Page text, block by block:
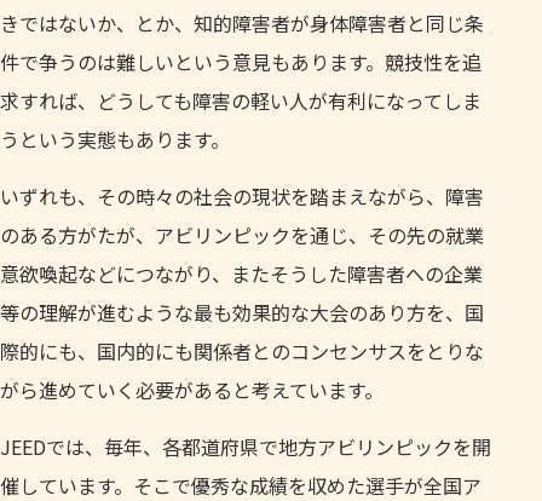
きではないか、とか、知的障害者が身体障害者と同じ条
件で争うのは難しいという意見もあります。競技性を追
求すれば、どうしても障害の軽い人が有利になってしま
うという実態もあります。
いずれも、その時々の社会の現状を踏まえながら、障害
のある方がたが、アビリンピックを通じ、その先の就業
意欲喚起などにつながり、またそうした障害者への企業
等の理解が進むような最も効果的な大会のあり方を、国
際的にも、国内的にも関係者とのコンセンサスをとりな
がら進めていく必要があると考えています。
JEEDでは、毎年、各都道府県で地方アビリンピックを開
催しています。そこで優秀な成績を収めた選手が全国ア